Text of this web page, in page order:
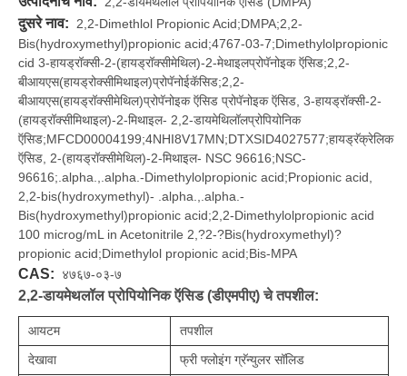
दुसरे नाव:
2,2-Dimethlol Propionic Acid;DMPA;2,2-
Bis(hydroxymethyl)propionic acid;4767-03-7;Dimethylolpropionic
cid 3-हायड्रॉक्सी-2-(हायड्रॉक्सीमेथिल)-2-मेथाइलप्रोपॅनोइक ऍसिड;2,2-
बीआयएस(हायड्रोक्सीमिथाइल)प्रोपॅनोईकॅसिड;2,2-
बीआयएस(हायड्रॉक्सीमेथिल)प्रोपॅनोइक ऍसिड प्रोपॅनोइक ऍसिड, 3-हायड्रॉक्सी-2-
(हायड्रॉक्सीमिथाइल)-2-मिथाइल- 2,2-डायमेथिलॉलप्रोपियोनिक
ऍसिड;MFCD00004199;4NHI8V17MN;DTXSID4027577;हायड्रॅक्रेलिक
ऍसिड, 2-(हायड्रॉक्सीमेथिल)-2-मिथाइल- NSC 96616;NSC-
96616;.alpha.,.alpha.-Dimethylolpropionic acid;Propionic acid,
2,2-bis(hydroxymethyl)- .alpha.,.alpha.-
Bis(hydroxymethyl)propionic acid;2,2-Dimethylolpropionic acid
100 microg/mL in Acetonitrile 2,?2-?Bis(hydroxymethyl)?
propionic acid;Dimethylol propionic acid;Bis-MPA
CAS: ४७६७-०३-७
2,2-डायमेथलॉल प्रोपियोनिक ऍसिड (डीएमपीए) चे तपशील:
आयटम
तपशील
देखावा
फ्री फ्लोइंग ग्रॅन्युलर सॉलिड